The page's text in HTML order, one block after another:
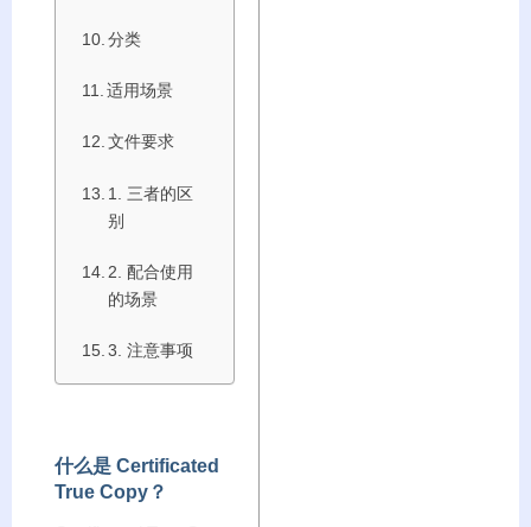
分类
适用场景
文件要求
1. 三者的区
别
2. 配合使用
的场景
3. 注意事项
什么是 Certificated
True Copy？